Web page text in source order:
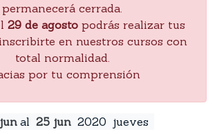
permanecerá cerrada.
29 de agosto podrás realizar tus
en nuestros cursos con
total normalidad.
por tu comprensión
jun al 25 jun 2020 jueves